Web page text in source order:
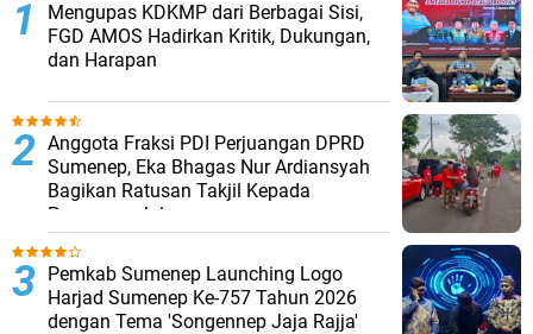
Mengupas KDKMP dari Berbagai Sisi,
FGD AMOS Hadirkan Kritik, Dukungan,
dan Harapan
Anggota Fraksi PDI Perjuangan DPRD
Sumenep, Eka Bhagas Nur Ardiansyah
Bagikan Ratusan Takjil Kepada
Pengguna Jalan
Pemkab Sumenep Launching Logo
Harjad Sumenep Ke-757 Tahun 2026
dengan Tema 'Songennep Jaja Rajja'